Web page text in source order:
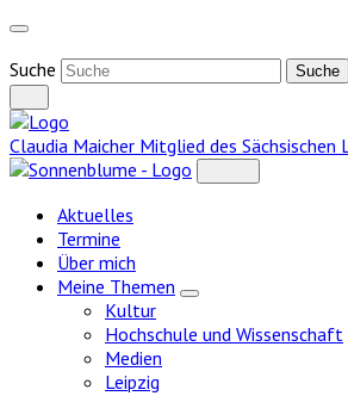
Weiter
Inhalt
Suche
Claudia Maicher Mitglied des Sächsischen
Aktuelles
Termine
Über mich
Meine Themen
Zeige
Kultur
Hochschule und Wissenschaft
Medien
Leipzig